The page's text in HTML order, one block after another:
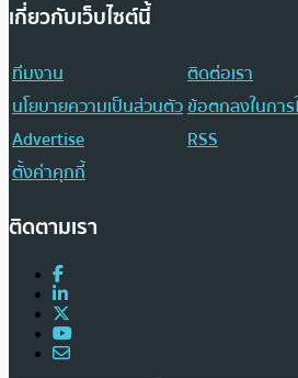
เกี่ยวกับเว็บไซต์นี้
ทีมงาน
ติดต่อเรา
นโยบายความเป็นส่วนตัวข้อตกลงในการ
Advertise
RSS
ตั้งค่าคุกกี้
ติดตามเรา